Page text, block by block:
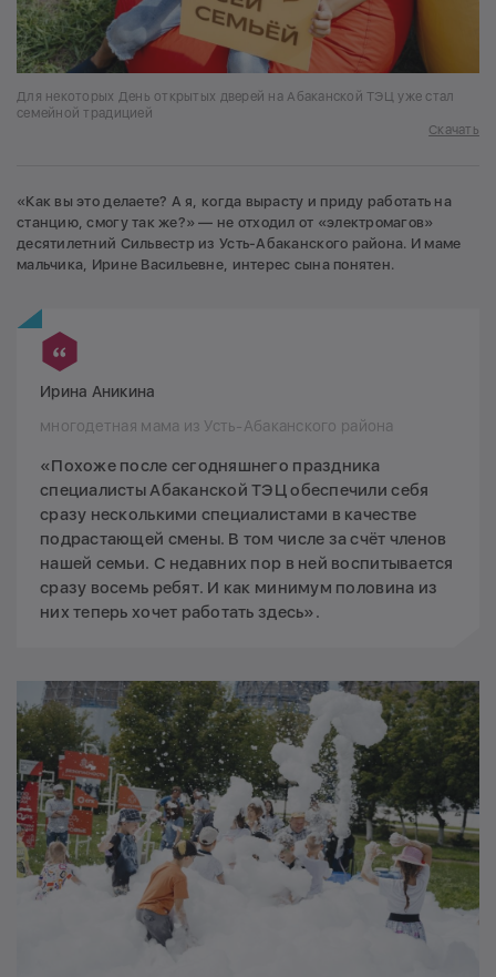
Для некоторых День открытых дверей на Абаканской ТЭЦ уже стал
семейной традицией
Скачать
«Как вы это делаете? А я, когда вырасту и приду работать на
станцию, смогу так же?» — не отходил от «электромагов»
десятилетний Сильвестр из Усть-Абаканского района. И маме
мальчика, Ирине Васильевне, интерес сына понятен.
Ирина Аникина
многодетная мама из Усть-Абаканского района
«Похоже после сегодняшнего праздника
специалисты Абаканской ТЭЦ обеспечили себя
сразу несколькими специалистами в качестве
подрастающей смены. В том числе за счёт членов
нашей семьи. С недавних пор в ней воспитывается
сразу восемь ребят. И как минимум половина из
них теперь хочет работать здесь».